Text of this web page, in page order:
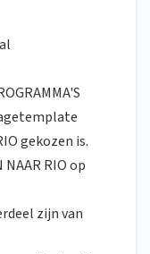
gekozen is.
RIO op
zijn van